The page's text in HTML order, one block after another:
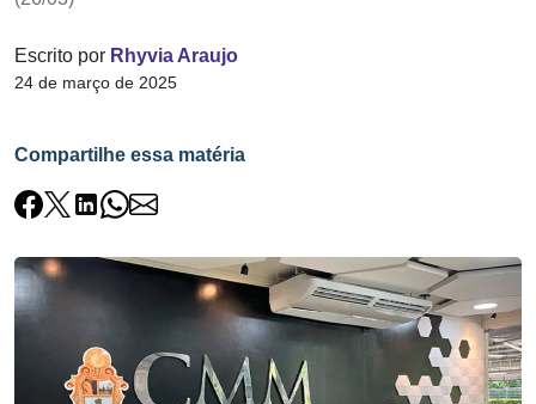
Escrito por Rhyvia Araujo
24 de março de 2025
Compartilhe essa matéria